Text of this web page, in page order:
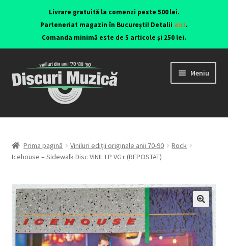
Livrare gratuită la comenzi peste 500 lei.
Parteneriat magazin în București! Detalii aici.
Comanda minimă este de 5 articole și 250 lei.
Meniu
Viniluri ediții originale anii 70-90
CD-uri originale
Echipamente
Prima pagină Viniluri ediții originale anii 70-90
Rock
Icehouse – Sidewalk Disc VINIL LP VG+ (REPOSTAT)
🔍